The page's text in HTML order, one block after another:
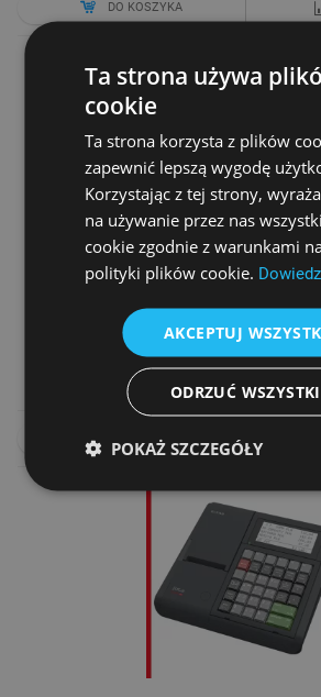
DO KOSZYKA
1 690,00 zł
DO KOSZYKA
Ta strona używa
cookie
Ta strona korzysta z plików
zapewnić lepszą wygodę
Korzystając z tej strony,
na używanie przez nas
cookie zgodnie z warunkami
polityki plików cookie.
AKCEPTUJ
ODRZUĆ
POKAŻ SZCZEGÓŁY